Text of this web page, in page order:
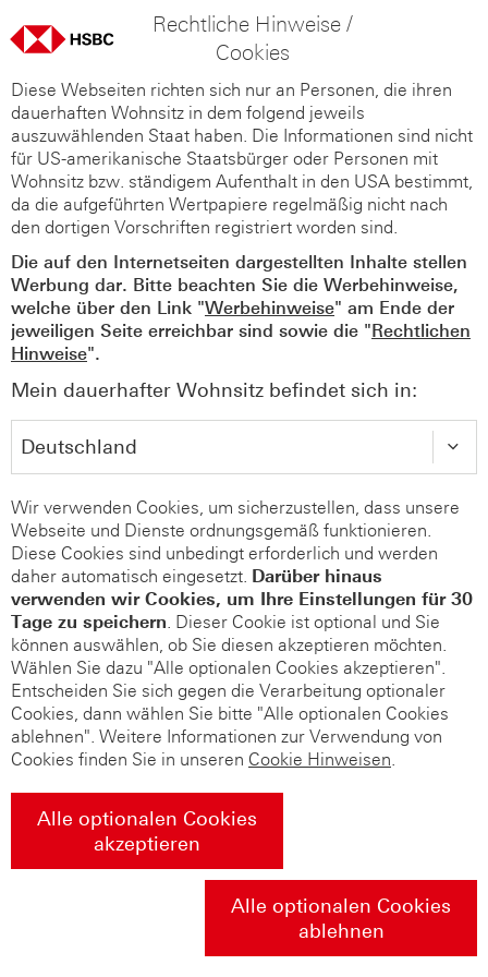
Rechtliche Hinweise /
Cookies
Diese Webseiten richten sich nur an Personen, die ihren
dauerhaften Wohnsitz in dem folgend jeweils
auszuwählenden Staat haben. Die Informationen sind nicht
für US-amerikanische Staatsbürger oder Personen mit
Wohnsitz bzw. ständigem Aufenthalt in den USA bestimmt,
da die aufgeführten Wertpapiere regelmäßig nicht nach
den dortigen Vorschriften registriert worden sind.
Die auf den Internetseiten dargestellten Inhalte stellen
Werbung dar. Bitte beachten Sie die Werbehinweise,
welche über den Link "Werbehinweise" am Ende der
jeweiligen Seite erreichbar sind sowie die "Rechtlichen
Hinweise".
Mein dauerhafter Wohnsitz befindet sich in:
Wir verwenden Cookies, um sicherzustellen, dass unsere
Webseite und Dienste ordnungsgemäß funktionieren.
Diese Cookies sind unbedingt erforderlich und werden
daher automatisch eingesetzt. Darüber hinaus
verwenden wir Cookies, um Ihre Einstellungen für 30
Tage zu speichern. Dieser Cookie ist optional und Sie
können auswählen, ob Sie diesen akzeptieren möchten.
Wählen Sie dazu "Alle optionalen Cookies akzeptieren".
Entscheiden Sie sich gegen die Verarbeitung optionaler
Cookies, dann wählen Sie bitte "Alle optionalen Cookies
ablehnen". Weitere Informationen zur Verwendung von
Cookies finden Sie in unseren Cookie Hinweisen.
Alle optionalen Cookies
akzeptieren
Alle optionalen Cookies
ablehnen